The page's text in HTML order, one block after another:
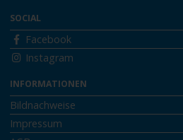
SOCIAL
Facebook
Instagram
INFORMATIONEN
Bildnachweise
Impressum